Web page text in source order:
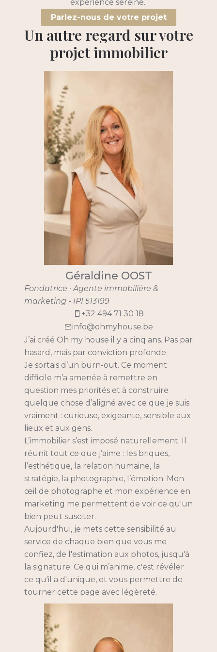
expérience sereine..
Parlez-nous de votre projet
Un autre regard sur votre
projet immobilier
Géraldine OOST
Fondatrice · Agente immobilière &
marketing - IPI 513199
+32 494 71 30 18
info@ohmyhouse.be
J’ai créé Oh my house il y a cinq ans. Pas par
hasard, mais par conviction profonde.
Je sortais d’un burn-out. Ce moment
difficile m’a amenée à remettre en
question mes priorités et à construire
quelque chose d’aligné avec ce que je suis
vraiment : curieuse, exigeante, sensible aux
lieux et aux gens.
L’immobilier s’est imposé naturellement. Il
réunit tout ce que j’aime : les briques,
l’esthétique, la relation humaine, la
stratégie, la photographie, l’émotion. Mon
œil de photographe et mon expérience en
marketing me permettent de voir ce qu'un
bien peut susciter.
Aujourd'hui, je mets cette sensibilité au
service de chaque bien que vous me
confiez, de l'estimation aux photos, jusqu'à
la signature. Ce qui m’anime, c'est révéler
ce qu'il a d'unique, et vous permettre de
tourner cette page avec légèreté.